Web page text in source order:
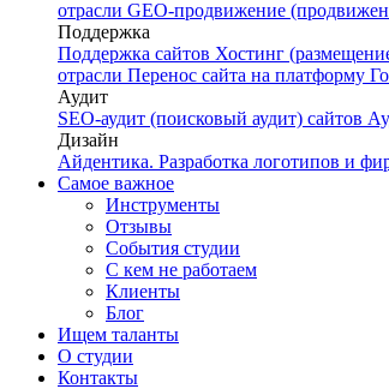
отрасли GEO-продвижение
Поддержка
Поддержка сайтов Хостинг
отрасли Перенос сайта на платформу
Аудит
SEO-аудит (поисковый аудит) сайтов
Дизайн
Айдентика. Разработка логотипов и
Самое важное
Инструменты
Отзывы
События студии
С кем не работаем
Клиенты
Блог
Ищем таланты
О студии
Контакты